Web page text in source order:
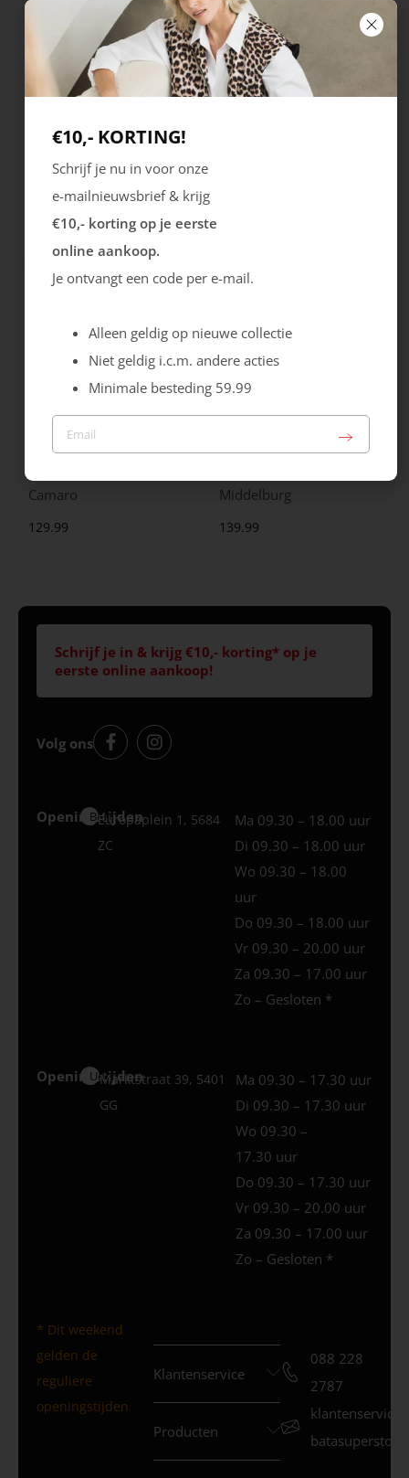
Ecco
Camaro
129.99
Middelburg
139.99
Schrijf je in & krijg €10,- korting* op je
eerste online aankoop!
Volg ons
Openingstijden
Best
Europaplein 1, 5684
ZC
Ma 09.30 – 18.00 uur
Di 09.30 – 18.00 uur
Wo 09.30 – 18.00
uur
Do 09.30 – 18.00 uur
Vr 09.30 – 20.00 uur
Za 09.30 – 17.00 uur
Zo – Gesloten *
Openingstijden
Uden
Marktstraat 39, 5401
GG
Ma 09.30 – 17.30 uur
Di 09.30 – 17.30 uur
Wo 09.30 –
17.30 uur
Do 09.30 – 17.30 uur
Vr 09.30 – 20.00 uur
Za 09.30 – 17.00 uur
Zo – Gesloten *
* Dit weekend
gelden de
reguliere
openingstijden
Klantenservice
Producten
088 228
2787
€10,- KORTING!
Schrijf je nu in voor onze
e-mailnieuwsbrief & krijg
€10,- korting op je eerste
online aankoop.
Je ontvangt een code per e-mail.
Alleen geldig op nieuwe collectie
Niet geldig i.c.m. andere acties
Minimale besteding 59.99